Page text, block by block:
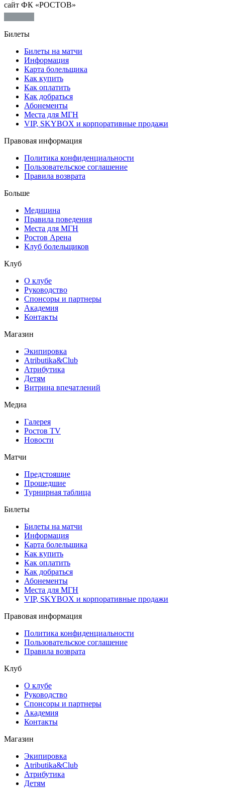
сайт ФК «РОСТОВ»
Билеты
Билеты на матчи
Информация
Карта болельщика
Как купить
Как оплатить
Как добраться
Абонементы
Места для МГН
VIP, SKYBOX и корпоративные продажи
Правовая информация
Политика конфиденциальности
Пользовательское соглашение
Правила возврата
Больше
Медицина
Правила поведения
Места для МГН
Ростов Арена
Клуб болельщиков
Клуб
О клубе
Руководство
Спонсоры и партнеры
Академия
Контакты
Магазин
Экипировка
Atributika&Club
Атрибутика
Детям
Витрина впечатлений
Медиа
Галерея
Ростов TV
Новости
Матчи
Предстоящие
Прошедшие
Турнирная таблица
Билеты
Билеты на матчи
Информация
Карта болельщика
Как купить
Как оплатить
Как добраться
Абонементы
Места для МГН
VIP, SKYBOX и корпоративные продажи
Правовая информация
Политика конфиденциальности
Пользовательское соглашение
Правила возврата
Клуб
О клубе
Руководство
Спонсоры и партнеры
Академия
Контакты
Магазин
Экипировка
Atributika&Club
Атрибутика
Детям